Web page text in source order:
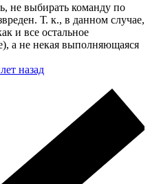
не выбирать команду по
Т. к., в данном случае,
и все остальное
а не некая выполняющаяся
назад